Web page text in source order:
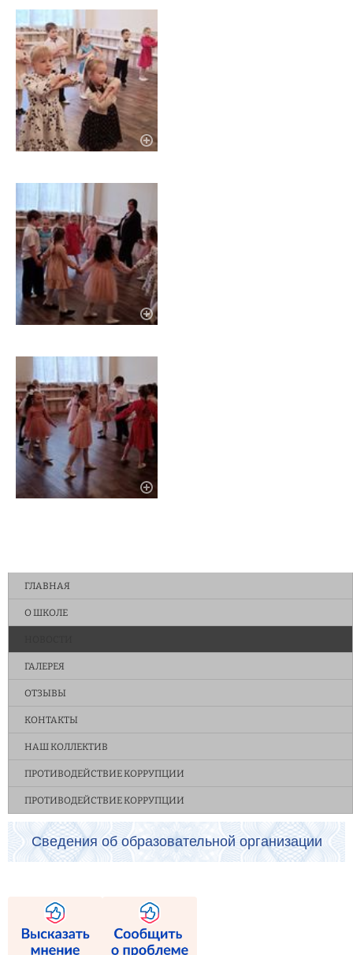
ГЛАВНАЯ
О ШКОЛЕ
ГАЛЕРЕЯ
ОТЗЫВЫ
КОНТАКТЫ
НАШ КОЛЛЕКТИВ
ПРОТИВОДЕЙСТВИЕ КОРРУПЦИИ
ПРОТИВОДЕЙСТВИЕ КОРРУПЦИИ
Сведения об образовательной организации